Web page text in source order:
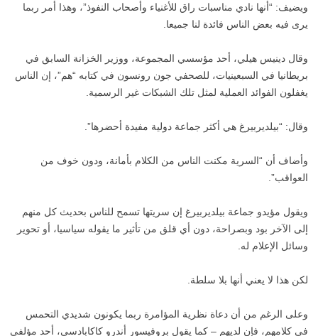
ويضيف: “أنها نادي مناسبات راق للأغنياء وأصحاب النفوذ”، وهذا أمر ربما
يرى فيه بعض الناس فائدة لنا جميعا.
وقال دينيس هيلي، أحد مؤسسي المجموعة، ووزير الخزانة السابق في
بريطانيا في السبعينيات، للصحفي جون رونسون في كتابه “هم”، إن الناس
يغفلون الفوائد العملية لمثل تلك الشبكات غير الرسمية.
وقال: “بيلديربيرغ هي أكثر جماعة دولية مفيدة أحضرها”.
وأضاف أن “السرية مكنت الناس من الكلام بأمانة، ودون خوف من
العواقب”.
ويقول مؤيدو جماعة بيلديربيرغ إن سريتها تسمح للناس بحديث كل منهم
إلى الآخر بود وبصراحة، دون أي قلق من تأثير ما يقوله سياسيا، أو تحوير
وسائل الإعلام له.
لكن هذا لا يعني أنها بلا سلطة.
وعلى الرغم من أن دعاة نظرية المؤامرة ربما يكونون شديدي التحمس
في كلامهم، فإن لديهم – كما يقول بروفيسور أندرو كاكابادسي، أحد مؤلفي